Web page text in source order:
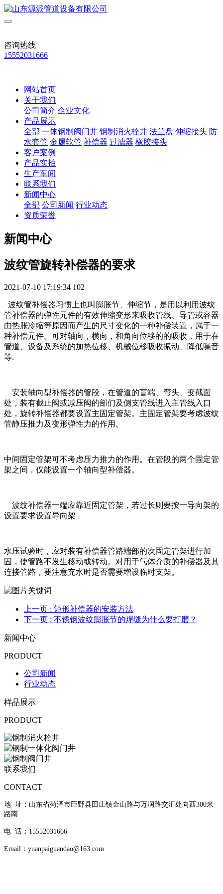
咨询热线
15552031666
网站首页
关于我们
公司简介 企业文化
产品展示
全部 一体钢制阀门井 钢制消火栓井 法兰盘 伸缩接头 防
水套管 金属软管 补偿器 过滤器 橡胶接头
客户案例
产品实拍
生产车间
联系我们
新闻中心
全部 公司新闻 行业动态
资质荣誉
新闻中心
波纹管旋转补偿器的要求
2021-07-10 17:19:34 102
波纹管补偿器习惯上也叫膨胀节、伸缩节，是用以利用波纹
管补偿器的弹性元件的有效伸缩变形来吸收管线、导管或容器
由热胀冷缩等原因而产生的尺寸变化的一种补偿装置，属于一
种补偿元件。可对轴向，横向，和角向位移的的吸收，用于在
管道、设备及系统的加热位移、机械位移吸收振动、降低噪音
等.
安装轴向型补偿器的管段，在管道的盲端、弯头、变截面
处，装有截止阀或减压阀的部们及侧支管线进入主管线入口
处，旋转补偿器都要设置主固定管架。主固定管架要考虑波纹
管静压推力及变形弹性力的作用。
中间固定管架可不考虑压力推力的作用。在管段的两个固定管
架之间，仅能设置一个轴向型补偿器。
波纹补偿器一端应靠近固定管架，若过长则要按一导向架的
设置要求设置导向架
水压试验时，应对装有补偿器管路端部的次固定管架进行加
固，使管路不发生移动或转动。对用于气体介质的补偿器及其
连接管路，要注意充水时是否需要增设临时支架。
上一页 : 矩形补偿器的安装方法
下一页 : 不锈钢波纹膨胀节的焊缝为什么要打磨？
新闻中心
PRODUCT
公司新闻
行业动态
样品展示
PRODUCT
联系我们
CONTACT
地 址：山东省菏泽市巨野县田庄镇金山路与万润路交汇处向西300米
路南
电 话：15552031666
Email：yuanpaiguandao@163.com